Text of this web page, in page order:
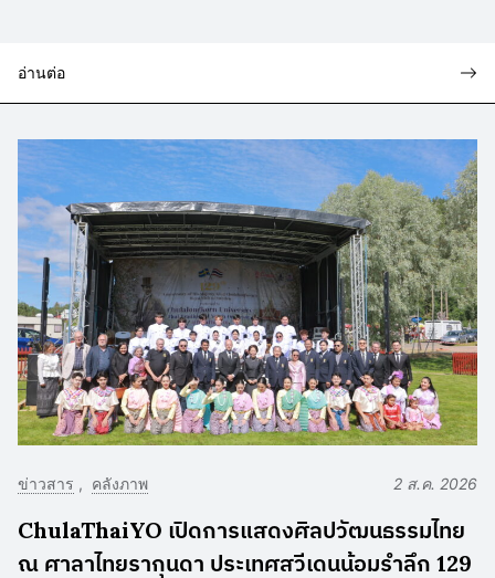
อ่านต่อ
ข่าวสาร คลังภาพ 2 ส.ค. 2026
ChulaThaiYO เปิดการแสดงศิลปวัฒนธรรมไทย
ณ ศาลาไทยรากุนดา ประเทศสวีเดนน้อมรำลึก 129